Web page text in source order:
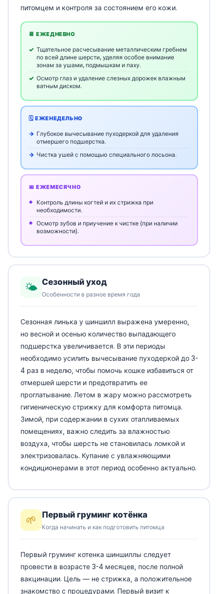
питомцем и контроля за состоянием его кожи.
📆 ЕЖЕДНЕВНО
Тщательное расчесывание металлическим гребнем
по всей длине шерсти, уделяя особое внимание
зонам за ушами, подмышкам и паху.
Осмотр глаз и удаление слезных дорожек влажным
ватным диском.
🗓️ ЕЖЕНЕДЕЛЬНО
Глубокое вычесывание пуходеркой для удаления
отмершего подшерстка.
Чистка ушей с помощью специального лосьона.
📅 ЕЖЕМЕСЯЧНО
Контроль длины когтей и их стрижка при
необходимости.
Осмотр зубов и приучение к чистке (при наличии
возможности).
🌤️ Сезонный уход
Особенности в разное время года
Сезонная линька у шиншилл выражена умеренно,
но весной и осенью количество выпадающего
подшерстка увеличивается. В эти периоды
необходимо усилить вычесывание пуходеркой до 3-
4 раз в неделю, чтобы помочь кошке избавиться от
отмершей шерсти и предотвратить ее
проглатывание. Летом в жару можно рассмотреть
гигиеническую стрижку для комфорта питомца.
Зимой, при содержании в сухих отапливаемых
помещениях, важно следить за влажностью
воздуха, чтобы шерсть не становилась ломкой и
электризовалась. Купание с увлажняющими
кондиционерами в этот период особенно актуально.
🌱 Первый груминг котёнка
Когда начинать и как подготовить питомца
Первый груминг котенка шиншиллы следует
провести в возрасте 3-4 месяцев, после полной
вакцинации. Цель — не стрижка, а положительное
знакомство с процедурами. Первый визит к